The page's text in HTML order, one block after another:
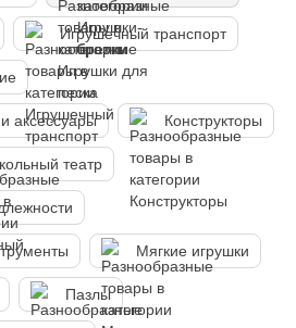
Игрушечный транспорт
аксессуары Конструкторы
театр
Мягкие игрушки
Пазлы